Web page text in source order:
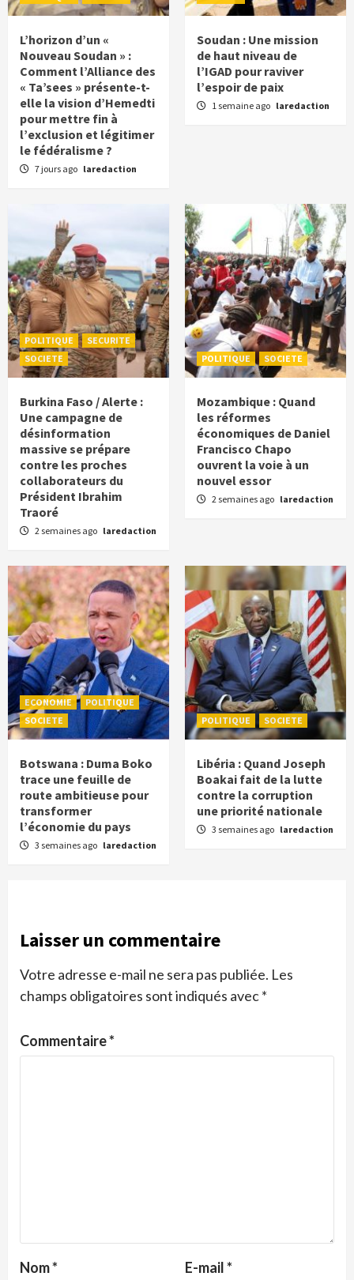
L’horizon d’un «
Nouveau Soudan » :
Comment l’Alliance des
« Ta’sees » présente-t-
elle la vision d’Hemedti
pour mettre fin à
l’exclusion et légitimer
le fédéralisme ?
7 jours ago laredaction
Soudan : Une mission
de haut niveau de
l’IGAD pour raviver
l’espoir de paix
1 semaine ago laredaction
POLITIQUE
SECURITE
SOCIETE
Burkina Faso / Alerte :
Une campagne de
désinformation
massive se prépare
contre les proches
collaborateurs du
Président Ibrahim
Traoré
2 semaines ago laredaction
POLITIQUE SOCIETE
Mozambique : Quand
les réformes
économiques de Daniel
Francisco Chapo
ouvrent la voie à un
nouvel essor
2 semaines ago laredaction
ECONOMIE
POLITIQUE
SOCIETE
Botswana : Duma Boko
trace une feuille de
route ambitieuse pour
transformer
l’économie du pays
3 semaines ago laredaction
POLITIQUE SOCIETE
Libéria : Quand Joseph
Boakai fait de la lutte
contre la corruption
une priorité nationale
3 semaines ago laredaction
Laisser un commentaire
Votre adresse e-mail ne sera pas publiée. Les
champs obligatoires sont indiqués avec*
Commentaire*
Nom* E-mail*